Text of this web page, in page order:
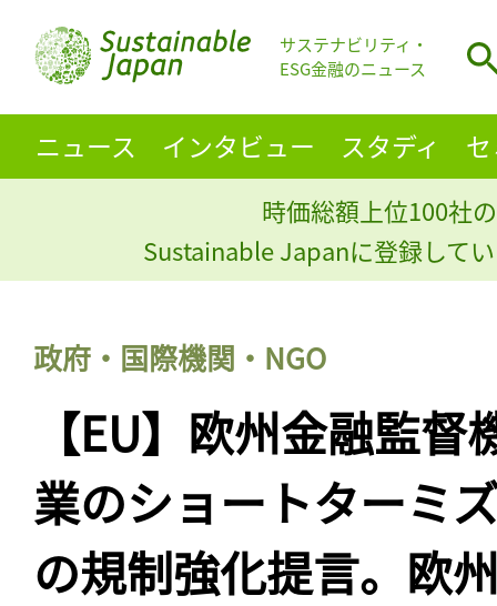
サステナビリティ・
ESG金融のニュース
ニュース インタビュー スタディ
時価総額上位100社
Sustainable Japanに登録して
政府・国際機関・NGO
【EU】欧州金融監督
業のショートターミ
の規制強化提言。欧